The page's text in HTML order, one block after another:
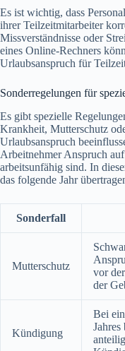
Es ist wichtig, dass
ihrer Teilzeitmitarbeiter
Missverständnisse oder
eines Online-Rechners
Urlaubsanspruch für
Sonderregelungen für
Es gibt spezielle
Krankheit, Mutterschutz
Urlaubsanspruch
Arbeitnehmer Anspruch auf
arbeitsunfähig sind. In
das folgende Jahr
Sonderfall
Mutterschutz
vor
der
Kündigung
Bei
Jahres